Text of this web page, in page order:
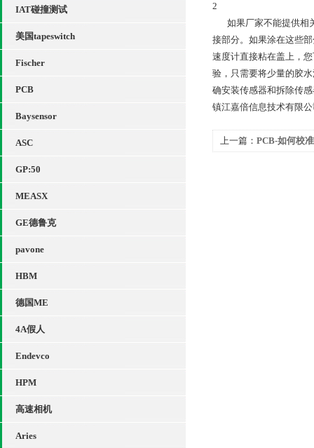
IAT碰撞测试
美国tapeswitch
Fischer
PCB
Baysensor
ASC
GP:50
MEASX
GE德鲁克
pavone
HBM
德国ME
4A假人
Endevco
HPM
高速相机
Aries
2
如果厂家不能提供相关
接部分。如果涂在这些
速度计直接粘在盖上，
验，只需要将少量的胶
确安装传感器和拆除传
镇江嘉倍信息技术有限
上一篇： PCB-如何校